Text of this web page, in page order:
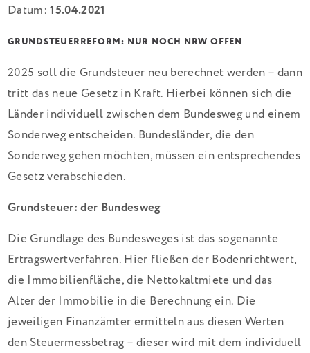
Datum:15.04.2021
GRUNDSTEUERREFORM: NUR NOCH NRW OFFEN
2025 soll die Grundsteuer neu berechnet werden – dann
tritt das neue Gesetz in Kraft. Hierbei können sich die
Länder individuell zwischen dem Bundesweg und einem
Sonderweg entscheiden. Bundesländer, die den
Sonderweg gehen möchten, müssen ein entsprechendes
Gesetz verabschieden.
Grundsteuer: der Bundesweg
Die Grundlage des Bundesweges ist das sogenannte
Ertragswertverfahren. Hier fließen der Bodenrichtwert,
die Immobilienfläche, die Nettokaltmiete und das
Alter der Immobilie in die Berechnung ein. Die
jeweiligen Finanzämter ermitteln aus diesen Werten
den Steuermessbetrag – dieser wird mit dem individuell